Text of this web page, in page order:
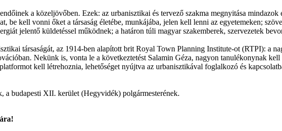
a közeljövőben. Ezek: az urbanisztikai és tervező szakma megnyitása mindazok
kell vonni őket a társaság életébe, munkájába, jelen kell lenni az egyetemeken;
jelentő küldetéssel működnek; a határon túli magyar szakemberek, szervezetek
társaságát, az 1914-ben alapított brit Royal Town Planning Institute-ot (RTPI): a
Nekünk is, vonta le a következtetést Salamin Géza, nagyon tanulékonynak
kell létrehoznia, lehetőséget nyújtva az urbanisztikával foglalkozó és
a budapesti XII. kerület (Hegyvidék) polgármesterének.